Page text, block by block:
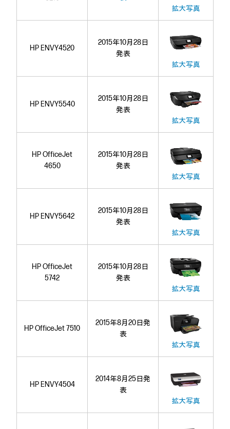
拡大写真
HP ENVY4520
2015年10月28日
発表
拡大写真
HP ENVY5540
2015年10月28日
発表
拡大写真
HP OfficeJet
4650
2015年10月28日
発表
拡大写真
HP ENVY5642
2015年10月28日
発表
拡大写真
HP OfficeJet
5742
2015年10月28日
発表
拡大写真
HP OfficeJet 7510
2015年8月20日発
表
拡大写真
HP ENVY4504
2014年8月25日発
表
拡大写真